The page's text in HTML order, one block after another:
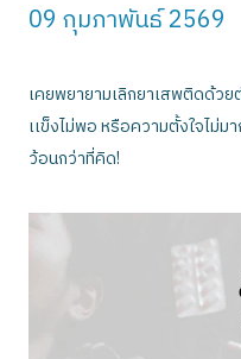
09 กุมภาพันธ์ 2569
เคยพยายามเลิกยาเสพติดด้วย
เเข็งไม่พอ หรือความตั้งใจไม่
ว้อนกว่าที่คิด!